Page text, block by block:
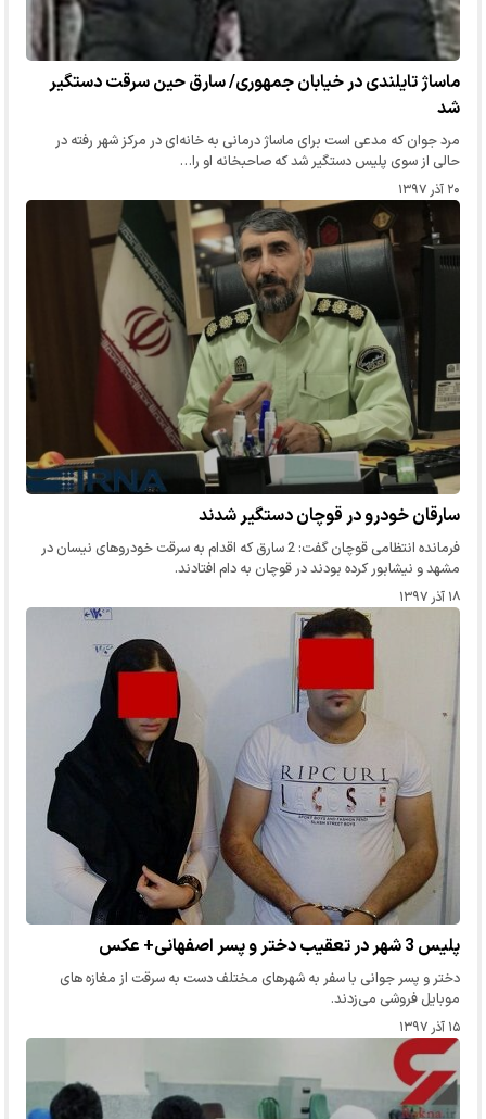
ماساژ تایلندی در خیابان جمهوری/ سارق حین سرقت دستگیر
شد
مرد جوان که مدعی است برای ماساژ درمانی به خانه‌ای در مرکز شهر رفته در
حالی از سوی پلیس دستگیر شد که صاحبخانه او را…
۲۰ آذر ۱۳۹۷
سارقان خودرو در قوچان دستگیر شدند
فرمانده انتظامی قوچان گفت: 2 سارق که اقدام به سرقت خودروهای نیسان در
مشهد و نیشابور کرده بودند در قوچان به دام افتادند.
۱۸ آذر ۱۳۹۷
پلیس 3 شهر در تعقیب دختر و پسر اصفهانی+ عکس
دختر و پسر جوانی با سفر به شهرهای مختلف دست به سرقت از مغازه های
موبایل فروشی می‌زدند.
۱۵ آذر ۱۳۹۷